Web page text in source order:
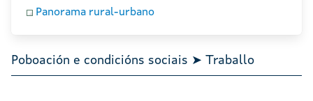
Panorama rural-urbano
Poboación e condicións sociais ➤ Traballo